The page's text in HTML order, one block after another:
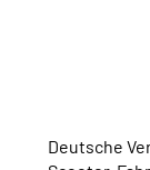
Deutsche